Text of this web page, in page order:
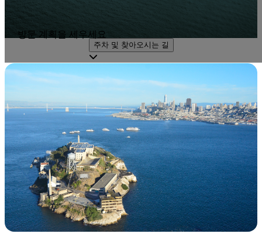
방문 계획을 세우세요
주차 및 찾아오시는 길